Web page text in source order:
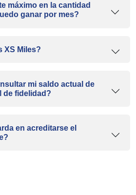
máximo en la cantidad
ganar por mes?
XS Miles?
mi saldo actual de
de fidelidad?
en acreditarse el